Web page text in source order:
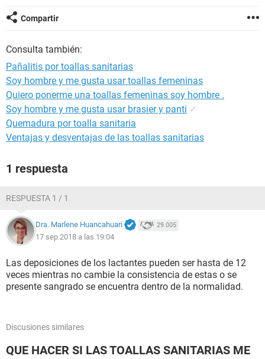
Compartir
Consulta también:
Pañalitis por toallas sanitarias
Soy hombre y me gusta usar toallas femeninas
Quiero ponerme una toallas femeninas soy hombre .
Soy hombre y me gusta usar brasier y panti ✓
Quemadura por toalla sanitaria
Ventajas y desventajas de las toallas sanitarias
1 respuesta
RESPUESTA 1 / 1
Dra. Marlene Huancahuari 29.005
17 sep 2018 a las 19:04
Las deposiciones de los lactantes pueden ser hasta de 12
veces mientras no cambie la consistencia de estas o se
presente sangrado se encuentra dentro de la normalidad.
Discusiones similares
QUE HACER SI LAS TOALLAS SANITARIAS ME